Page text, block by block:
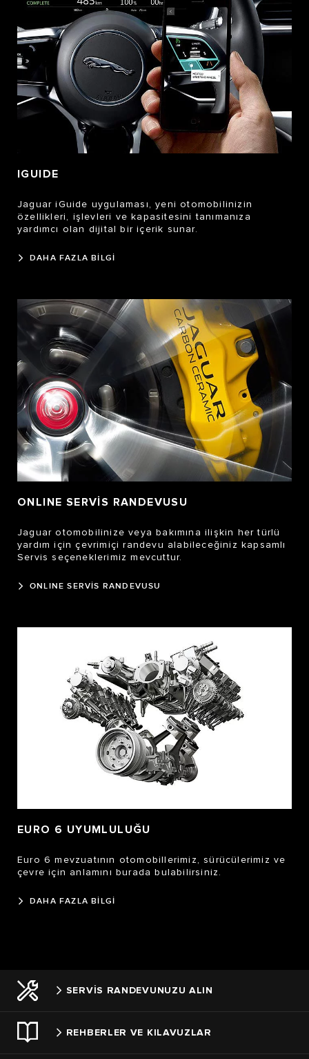
IGUIDE
Jaguar iGuide uygulaması, yeni otomobilinizin
özellikleri, işlevleri ve kapasitesini tanımanıza
yardımcı olan dijital bir içerik sunar.
DAHA FAZLA BİLGİ
ONLINE SERVİS RANDEVUSU
Jaguar otomobilinize veya bakımına ilişkin her türlü
yardım için çevrimiçi randevu alabileceğiniz kapsamlı
Servis seçeneklerimiz mevcuttur.
ONLINE SERVİS RANDEVUSU
EURO 6 UYUMLULUĞU
Euro 6 mevzuatının otomobillerimiz, sürücülerimiz ve
çevre için anlamını burada bulabilirsiniz.
DAHA FAZLA BİLGİ
SERVİS RANDEVUNUZU ALIN
REHBERLER VE KILAVUZLAR